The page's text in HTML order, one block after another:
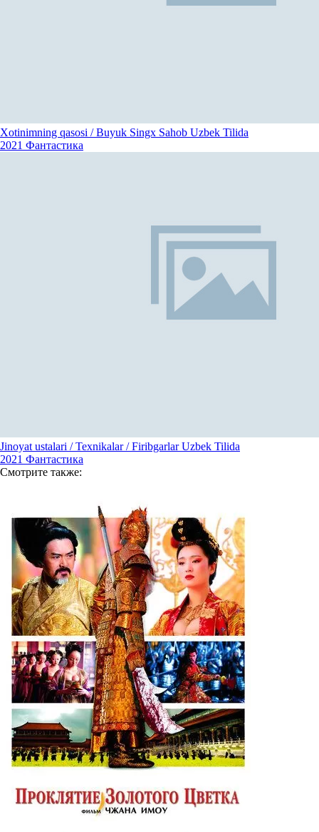
Xotinimning qasosi / Buyuk Singx Sahob Uzbek Tilida
2021 Фантастика
Jinoyat ustalari / Texnikalar / Firibgarlar Uzbek Tilida
2021 Фантастика
Смотрите также: